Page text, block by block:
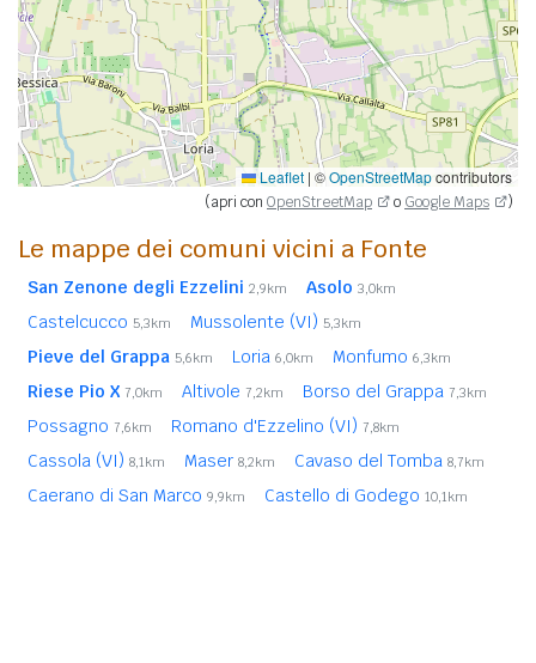
Leaflet | ©OpenStreetMapcontributors
(apri con OpenStreetMap o Google Maps )
Le mappe dei comuni vicini a Fonte
San Zenone degli Ezzelini 2,9km Asolo 3,0km
Castelcucco 5,3km Mussolente (VI) 5,3km
Pieve del Grappa 5,6km Loria 6,0km Monfumo 6,3km
Riese Pio X 7,0km Altivole 7,2km Borso del Grappa 7,3km
Possagno 7,6km Romano d'Ezzelino (VI) 7,8km
Cassola (VI) 8,1km Maser 8,2km Cavaso del Tomba 8,7km
Caerano di San Marco 9,9km Castello di Godego 10,1km